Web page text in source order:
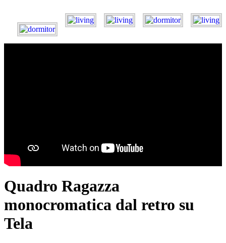
Quadro Ragazza
monocromatica dal retro su
Tela